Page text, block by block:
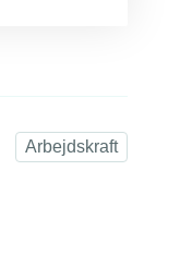
Arbejdskraft